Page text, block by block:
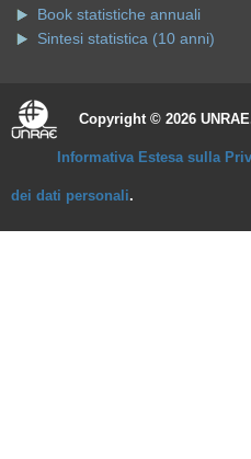
Book statistiche annuali
Sintesi statistica (10 anni)
Copyright © 2026
Informativa Estesa sulla
dei dati personali.